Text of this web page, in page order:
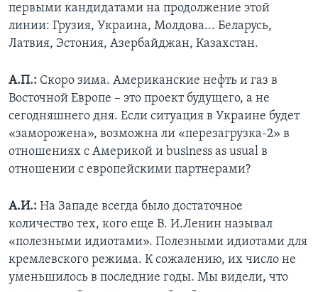
первыми кандидатами на продолжение этой
линии: Грузия, Украина, Молдова... Беларусь,
Латвия, Эстония, Азербайджан, Казахстан.
А.П.: Скоро зима. Американские нефть и газ в
Восточной Европе – это проект будущего, а не
сегодняшнего дня. Если ситуация в Украине будет
«заморожена», возможна ли «перезагрузка-2» в
отношениях с Америкой и business as usual в
отношении с европейскими партнерами?
А.И.: На Западе всегда было достаточное
количество тех, кого еще В. И.Ленин называл
«полезными идиотами». Полезными идиотами для
кремлевского режима. К сожалению, их число не
уменьшилось в последние годы. Мы видели, что